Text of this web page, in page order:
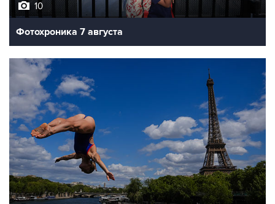
10
Фотохроника 7 августа